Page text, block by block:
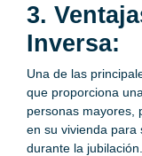
3.
Inversa:
Una de las
que proporciona
personas mayores,
en su vivienda para
durante la jubilación.